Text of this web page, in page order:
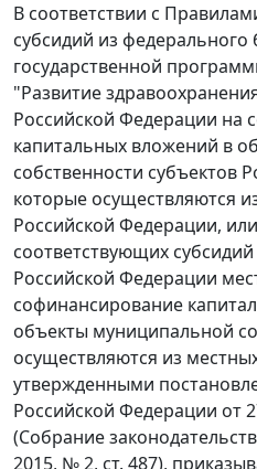
В соответствии с
субсидий из
государственной
"Развитие
Российской Федерации на
капитальных вложений в
собственности субъектов
которые осуществляются
Российской Федерации,
соответствующих
Российской Федерации
софинансирование
объекты муниципальной
осуществляются из
утвержденными
Российской Федерации от
(Собрание
2015, № 2, ст. 487),